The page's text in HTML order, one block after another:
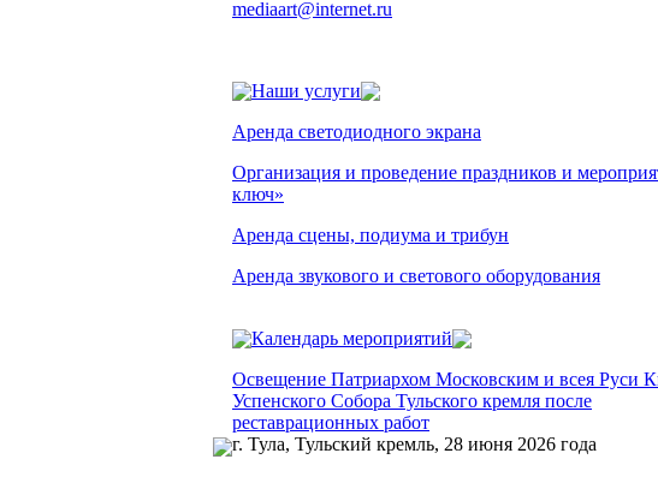
mediaart@internet.ru
Наши услуги
Аренда светодиодного экрана
Организация и проведение праздников и
ключ»
Аренда сцены, подиума и трибун
Аренда звукового и светового оборудования
Календарь мероприятий
Освещение Патриархом Московским и всея Руси
Успенского Собора Тульского кремля после
реставрационных работ
г. Тула, Тульский кремль, 28 июня 2026 года